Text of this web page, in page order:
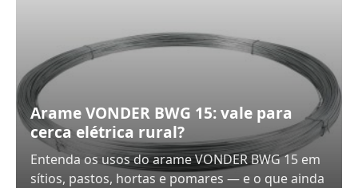
Arame VONDER BWG 15: vale para
cerca elétrica rural?
Entenda os usos do arame VONDER BWG 15 em
sítios, pastos, hortas e pomares — e o que ainda